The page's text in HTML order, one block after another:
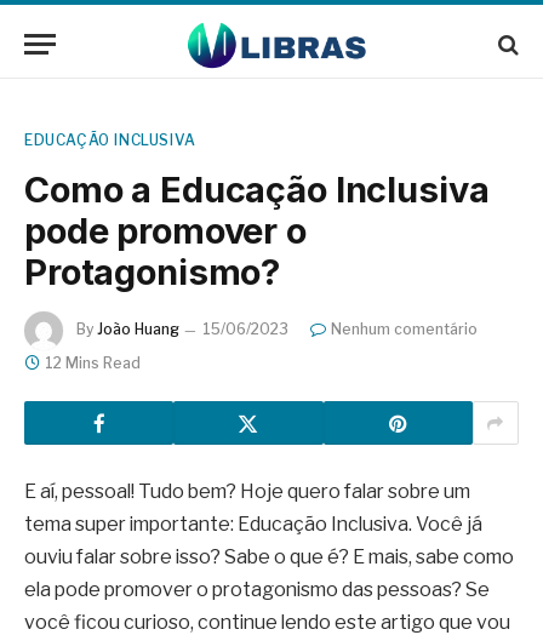
EDUCAÇÃO INCLUSIVA
Como a Educação Inclusiva
pode promover o
Protagonismo?
By João Huang 15/06/2023
Nenhum comentário
12 Mins Read
E aí, pessoal! Tudo bem? Hoje quero falar sobre um
tema super importante: Educação Inclusiva. Você já
ouviu falar sobre isso? Sabe o que é? E mais, sabe como
ela pode promover o protagonismo das pessoas? Se
você ficou curioso, continue lendo este artigo que vou